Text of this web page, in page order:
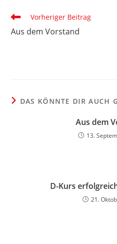
Weitere
Artikel
ansehen
Vorheriger Beitrag
Aus dem Vorstand
DAS KÖNNTE DIR AUCH
Aus dem
13.
D-Kurs
21.